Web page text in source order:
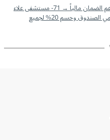
→ 71- مستشفى علاء
الدين يقدّم تغطية استشفائية كاملة لمستخدمي الصندوق وحسم 20% لجميع